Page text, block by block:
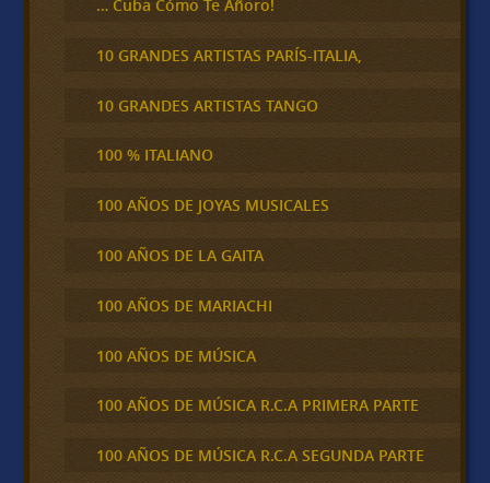
… Cuba Cómo Te Añoro!
10 GRANDES ARTISTAS PARÍS-ITALIA,
10 GRANDES ARTISTAS TANGO
100 % ITALIANO
100 AÑOS DE JOYAS MUSICALES
100 AÑOS DE LA GAITA
100 AÑOS DE MARIACHI
100 AÑOS DE MÚSICA
100 AÑOS DE MÚSICA R.C.A PRIMERA PARTE
100 AÑOS DE MÚSICA R.C.A SEGUNDA PARTE